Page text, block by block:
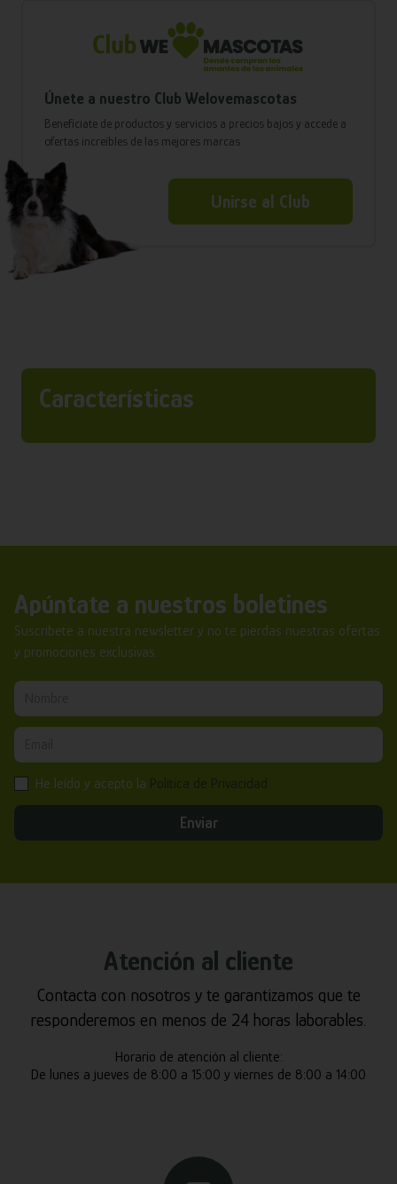
Únete a nuestro Club Welovemascotas
Benefíciate de productos y servicios a precios bajos y accede a
ofertas increíbles de las mejores marcas
Unirse al Club
Características
Apúntate a nuestros boletines
Suscríbete a nuestra newsletter y no te pierdas nuestras ofertas
y promociones exclusivas.
He leído y acepto la
Enviar
Atención al cliente
Contacta con nosotros y te garantizamos que te
responderemos en menos de 24 horas laborables.
Horario de atención al cliente:
De lunes a jueves de 8:00 a 15:00 y viernes de 8:00 a 14:00